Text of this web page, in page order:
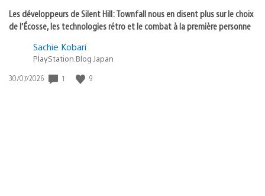
Les développeurs de Silent Hill: Townfall nous en disent plus sur le choix
de l’Écosse, les technologies rétro et le combat à la première personne
Sachie Kobari
PlayStation.Blog Japan
Date
30/07/2026 1 9